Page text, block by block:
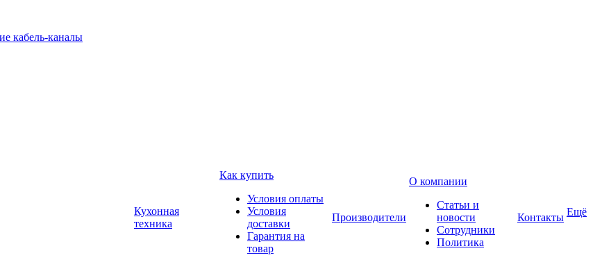
кабель-каналы
Кухонная
техника
Как купить
Условия оплаты
Условия
доставки
Гарантия на
товар
Производители
О компании
Статьи и
новости
Сотрудники
Политика
Контакты Ещё